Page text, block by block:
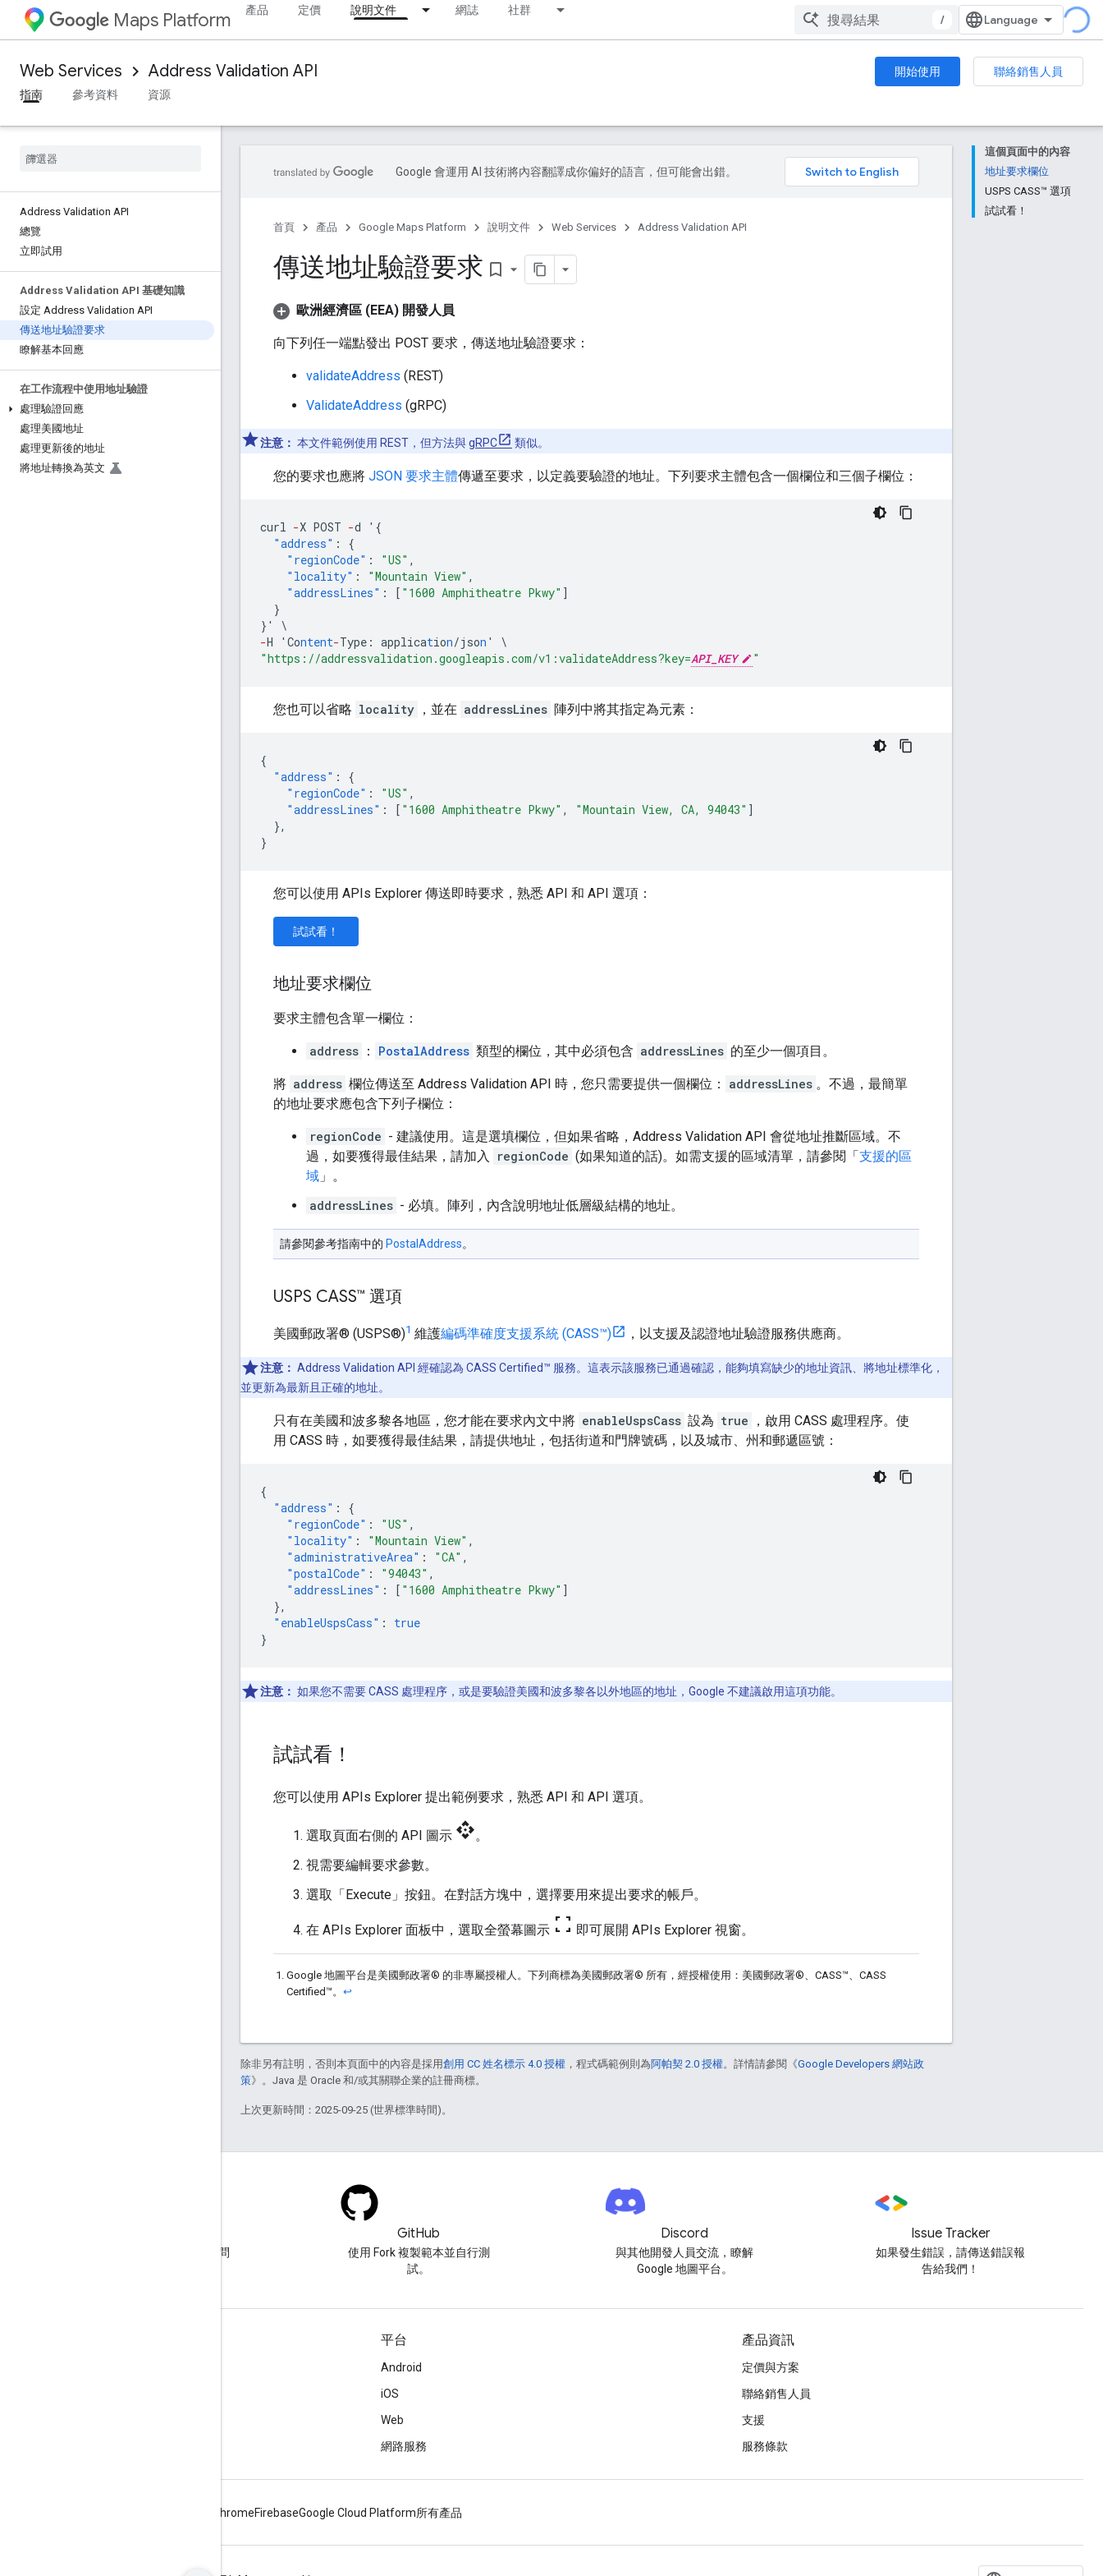
Maps Platform 產品 定價 說明文件 網誌 社群
/
Web Services Address Validation API 開始使用
聯絡銷售人員
指南
參考資料 資源
Address Validation API
總覽
立即試用
Address Validation API 基礎知識
設定 Address Validation API
傳送地址驗證要求
瞭解基本回應
在工作流程中使用地址驗證
處理驗證回應
處理美國地址
處理更新後的地址
將地址轉換為英文
這個頁面中的內容
地址要求欄位
USPS CASS™ 選項
試試看！
Google 會運用 AI 技術將內容翻譯成你偏好的語言，但可能會出錯。
首頁 產品 Google Maps Platform 說明文件 Web Services Address Validation API
傳送地址驗證要求 bookmark_border
歐洲經濟區 (EEA) 開發人員
向下列任一端點發出 POST 要求，傳送地址驗證要求：
validateAddress (REST)
ValidateAddress (gRPC)
注意： 本文件範例使用 REST，但方法與gRPC 類似。
您的要求也應將 JSON 要求主體傳遞至要求，以定義要驗證的地址。下列要求主體包含一個欄位和三個子欄位：
curl -X POST -d ' {
"address" :
{
"regionCode" : "US" ,
"locality" : "Mountain View" ,
"addressLines" : [ "1600 Amphitheatre Pkwy" ]
}
} '
\
-H 'Content-Type : application/json '
\
"https://addressvalidation.googleapis.com/v1:validateAddress?key=API_KEY "
您也可以省略 locality ，並在 addressLines 陣列中將其指定為元素：
{
"address" :
{
"regionCode" : "US" ,
"addressLines" : [ "1600 Amphitheatre Pkwy" , "Mountain View, CA, 94043" ]
},
}
您可以使用 APIs Explorer 傳送即時要求，熟悉 API 和 API 選項：
試試看！
地址要求欄位
要求主體包含單一欄位：
address ： PostalAddress 類型的欄位，其中必須包含 addressLines 的至少一個項目。
將 address 欄位傳送至 Address Validation API 時，您只需要提供一個欄位： addressLines 。不過，最簡單
的地址要求應包含下列子欄位：
regionCode - 建議使用。這是選填欄位，但如果省略，Address Validation API 會從地址推斷區域。不
過，如要獲得最佳結果，請加入
regionCode (如果知道的話)。如需支援的區域清單，請參閱「支援的區
域 」。
addressLines - 必填。陣列，內含說明地址低層級結構的地址。
請參閱參考指南中的 PostalAddress。
USPS CASS™ 選項
美國郵政署® (USPS®)1 維護編碼準確度支援系統 (CASS™) ，以支援及認證地址驗證服務供應商。
注意： Address Validation API 經確認為 CASS Certified™ 服務。這表示該服務已通過確認，能夠填寫缺少的地址資訊、將地址標準化，
並更新為最新且正確的地址。
只有在美國和波多黎各地區，您才能在要求內文中將 enableUspsCass 設為 true
，啟用 CASS 處理程序。使
用 CASS 時，如要獲得最佳結果，請提供地址，包括街道和門牌號碼，以及城市、州和郵遞區號：
{
"address" :
{
"regionCode" : "US" ,
"locality" : "Mountain View" ,
"administrativeArea" : "CA" ,
"postalCode" : "94043" ,
"addressLines" : [ "1600 Amphitheatre Pkwy" ]
},
"enableUspsCass" :
true
}
注意： 如果您不需要 CASS 處理程序，或是要驗證美國和波多黎各以外地區的地址，Google 不建議啟用這項功能。
試試看！
您可以使用 APIs Explorer 提出範例要求，熟悉 API 和 API 選項。
選取頁面右側的 API 圖示 api。
視需要編輯要求參數。
選取「Execute」 按鈕。在對話方塊中，選擇要用來提出要求的帳戶。
在 APIs Explorer 面板中，選取全螢幕圖示 fullscreen 即可展開 APIs Explorer 視窗。
Google 地圖平台是美國郵政署® 的非專屬授權人。下列商標為美國郵政署® 所有，經授權使用：美國郵政署®、CASS™、CASS
Certified™。 ↩
除非另有註明，否則本頁面中的內容是採用創用 CC 姓名標示 4.0 授權 ，程式碼範例則為阿帕契 2.0 授權。詳情請參閱《Google Developers 網站政
策》。Java 是 Oracle 和/或其關聯企業的註冊商標。
上次更新時間：2025-09-25 (世界標準時間)。
使用 google-maps 標記提出問
GitHub
使用 Fork 複製範本並自行測
試。
Discord
與其他開發人員交流，瞭解
Google 地圖平台。
Issue Tracker
如果發生錯誤，請傳送錯誤報
告給我們！
平台
Android
iOS
Web
網路服務
產品資訊
定價與方案
聯絡銷售人員
支援
服務條款
ChromeFirebaseGoogle Cloud Platform所有產品